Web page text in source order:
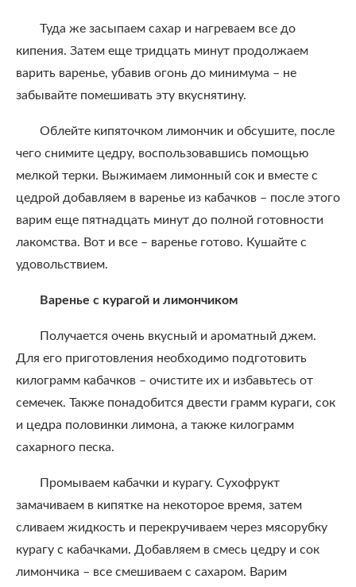
Туда же засыпаем сахар и нагреваем все до
кипения. Затем еще тридцать минут продолжаем
варить варенье, убавив огонь до минимума – не
забывайте помешивать эту вкуснятину.
Облейте кипяточком лимончик и обсушите, после
чего снимите цедру, воспользовавшись помощью
мелкой терки. Выжимаем лимонный сок и вместе с
цедрой добавляем в варенье из кабачков – после этого
варим еще пятнадцать минут до полной готовности
лакомства. Вот и все – варенье готово. Кушайте с
удовольствием.
Варенье с курагой и лимончиком
Получается очень вкусный и ароматный джем.
Для его приготовления необходимо подготовить
килограмм кабачков – очистите их и избавьтесь от
семечек. Также понадобится двести грамм кураги, сок
и цедра половинки лимона, а также килограмм
сахарного песка.
Промываем кабачки и курагу. Сухофрукт
замачиваем в кипятке на некоторое время, затем
сливаем жидкость и перекручиваем через мясорубку
курагу с кабачками. Добавляем в смесь цедру и сок
лимончика – все смешиваем с сахаром. Варим